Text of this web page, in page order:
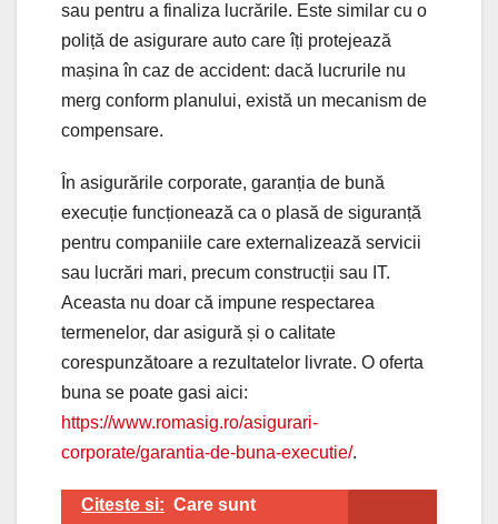
sau pentru a finaliza lucrările. Este similar cu o
poliță de asigurare auto care îți protejează
mașina în caz de accident: dacă lucrurile nu
merg conform planului, există un mecanism de
compensare.
În asigurările corporate, garanția de bună
execuție funcționează ca o plasă de siguranță
pentru companiile care externalizează servicii
sau lucrări mari, precum construcții sau IT.
Aceasta nu doar că impune respectarea
termenelor, dar asigură și o calitate
corespunzătoare a rezultatelor livrate. O oferta
buna se poate gasi aici:
https://www.romasig.ro/asigurari-
corporate/garantia-de-buna-executie/.
Citeste si: Care sunt